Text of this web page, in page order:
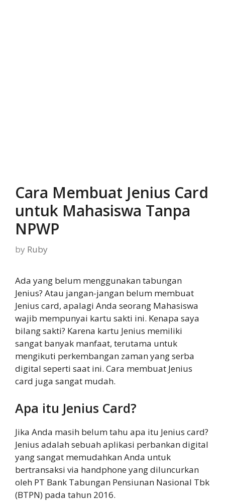
Cara Membuat Jenius Card
untuk Mahasiswa Tanpa
NPWP
by Ruby
Ada yang belum menggunakan tabungan
Jenius? Atau jangan-jangan belum membuat
Jenius card, apalagi Anda seorang Mahasiswa
wajib mempunyai kartu sakti ini. Kenapa saya
bilang sakti? Karena kartu Jenius memiliki
sangat banyak manfaat, terutama untuk
mengikuti perkembangan zaman yang serba
digital seperti saat ini. Cara membuat Jenius
card juga sangat mudah.
Apa itu Jenius Card?
Jika Anda masih belum tahu apa itu Jenius card?
Jenius adalah sebuah aplikasi perbankan digital
yang sangat memudahkan Anda untuk
bertransaksi via handphone yang diluncurkan
oleh PT Bank Tabungan Pensiunan Nasional Tbk
(BTPN) pada tahun 2016.